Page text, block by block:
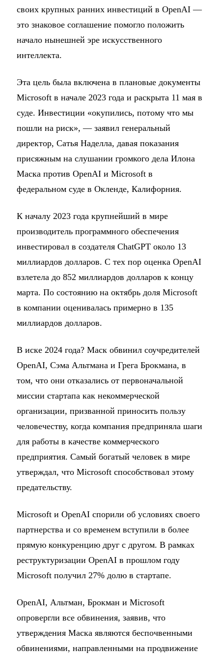
своих крупных ранних инвестиций в OpenAI —
это знаковое соглашение помогло положить
начало нынешней эре искусственного
интеллекта.
Эта цель была включена в плановые документы
Microsoft в начале 2023 года и раскрыта 11 мая в
суде. Инвестиции «окупились, потому что мы
пошли на риск», — заявил генеральный
директор, Сатья Наделла, давая показания
присяжным на слушании громкого дела Илона
Маска против OpenAI и Microsoft в
федеральном суде в Окленде, Калифорния.
К началу 2023 года крупнейший в мире
производитель программного обеспечения
инвестировал в создателя ChatGPT около 13
миллиардов долларов. С тех пор оценка OpenAI
взлетела до 852 миллиардов долларов к концу
марта. По состоянию на октябрь доля Microsoft
в компании оценивалась примерно в 135
миллиардов долларов.
В иске 2024 года? Маск обвинил соучредителей
OpenAI, Сэма Альтмана и Грега Брокмана, в
том, что они отказались от первоначальной
миссии стартапа как некоммерческой
организации, призванной приносить пользу
человечеству, когда компания предприняла шаги
для работы в качестве коммерческого
предприятия. Самый богатый человек в мире
утверждал, что Microsoft способствовал этому
предательству.
Microsoft и OpenAI спорили об условиях своего
партнерства и со временем вступили в более
прямую конкуренцию друг с другом. В рамках
реструктуризации OpenAI в прошлом году
Microsoft получил 27% долю в стартапе.
OpenAI, Альтман, Брокман и Microsoft
опровергли все обвинения, заявив, что
утверждения Маска являются беспочвенными
обвинениями, направленными на продвижение